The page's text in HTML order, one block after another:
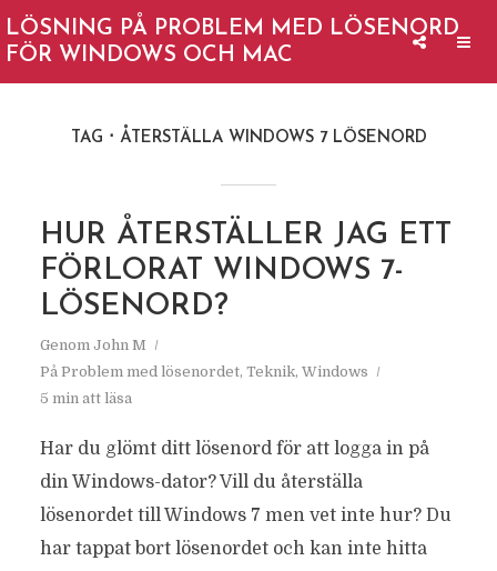
LÖSNING PÅ PROBLEM MED LÖSENORD
FÖR WINDOWS OCH MAC
TAG ÅTERSTÄLLA WINDOWS 7 LÖSENORD
HUR ÅTERSTÄLLER JAG ETT
FÖRLORAT WINDOWS 7-
LÖSENORD?
Genom John M
På Problem med lösenordet, Teknik, Windows
5 min att läsa
Har du glömt ditt lösenord för att logga in på
din Windows-dator? Vill du återställa
lösenordet till Windows 7 men vet inte hur? Du
har tappat bort lösenordet och kan inte hitta